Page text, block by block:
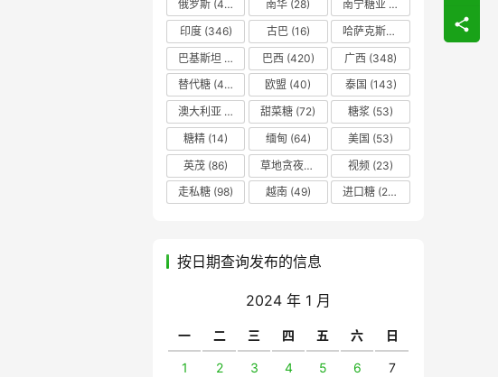
俄罗斯 (43) 南华 (28) 南宁糖业
印度(346) 古巴(16) 哈萨克斯坦
巴基斯坦
巴西(420) 广西 (348)
替代糖 (48) 欧盟 (40) 泰国 (143)
澳大利亚
甜菜糖 (72) 糖浆 (53)
糖精 (14) 缅甸 (64) 美国 (53)
英茂 (86) 草地贪夜蛾 视频 (23)
走私糖 (98) 越南(49) 进口糖 (236)
按日期查询发布的信息
2024 年 1 月
一 二 三 四 五 六 日
1 2 3 4 5 6 7